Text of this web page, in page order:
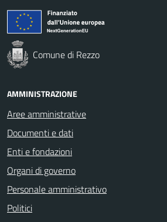
Comune di Rezzo
AMMINISTRAZIONE
Aree amministrative
Documenti e dati
Enti e fondazioni
Organi di governo
Personale amministrativo
Politici